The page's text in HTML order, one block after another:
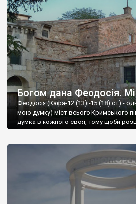
Богом дана Феодосія.
Феодосія (Кафа-12 (13) -15 (18) ст) -
мою думку) міст всього Кримського
думка в кожного своя, тому щоби
запрошую відвідати це